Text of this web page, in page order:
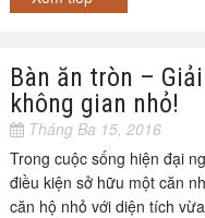
Bàn ăn tròn –
không gian nhỏ!
Tháng Ba 15, 2016
Trong cuộc sống hiện đại
điều kiện sở hữu một căn
căn hộ nhỏ với diện tích